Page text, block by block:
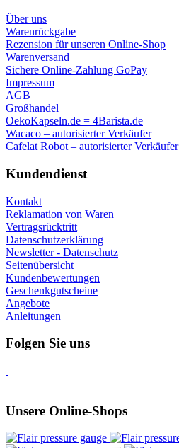
Über uns
Warenrückgabe
Rezension für unseren Online-Shop
Warenversand
Sichere Online-Zahlung GoPay
Impressum
AGB
Großhandel
OekoKapseln.de = 4Barista.de
Wacaco – autorisierter Verkäufer
Cafelat Robot – autorisierter Verkäufer
Kundendienst
Kontakt
Reklamation von Waren
Vertragsrücktritt
Datenschutzerklärung
Newsletter - Datenschutz
Seitenübersicht
Kundenbewertungen
Geschenkgutscheine
Angebote
Anleitungen
Folgen Sie uns
Unsere Online-Shops